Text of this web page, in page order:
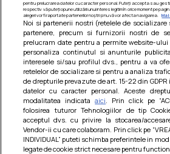
Barcute din vinete cu
Un deliciu usor de preparat!
pentru prelucrarea datelor cu caracter personal. Puteți accepta sau
respectiv vă puteți opune utilizării unui interes legitim în orice moment pe
alegeri vor fi raportate partenerilor noștri și nu vă vor afecta navigarea.
Noi si partenerii nostri (retelele de
partenere, precum si furnizorii nostri de
prelucram date pentru a permite website-
personaliza continutul si anunturile
interesele si/sau profilul dvs., pentru a va
retelelor de socializare si pentru a analiza
de drepturile prevazute de art. 15-22 din
datelor cu caracter personal. Aceste
modalitatea indicataaici . Prin click pe
folosirea tuturor Tehnologiilor de tip
acceptul dvs. cu privire la stocarea/
Vendor-ii cu care colaboram. Prin click pe
INDIVIDUAL” puteti schimba preferintele in
legate de cookie strict necesare pentru